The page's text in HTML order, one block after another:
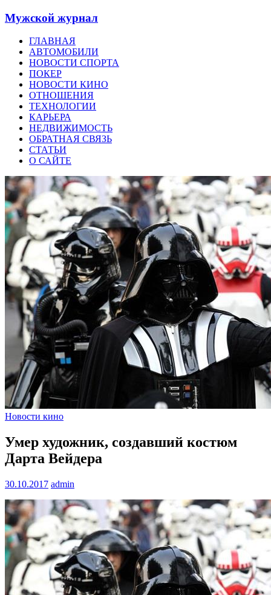
Мужской журнал
ГЛАВНАЯ
АВТОМОБИЛИ
НОВОСТИ СПОРТА
ПОКЕР
НОВОСТИ КИНО
ОТНОШЕНИЯ
ТЕХНОЛОГИИ
КАРЬЕРА
НЕДВИЖИМОСТЬ
ОБРАТНАЯ СВЯЗЬ
СТАТЬИ
О САЙТЕ
Новости кино
Умер художник, создавший костюм
Дарта Вейдера
30.10.2017 admin